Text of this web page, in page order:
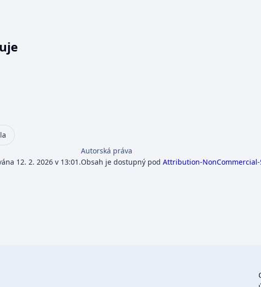
12. 2. 2026 v 13:01.
Autorská práva
Obsah je dostupný pod Attribution-